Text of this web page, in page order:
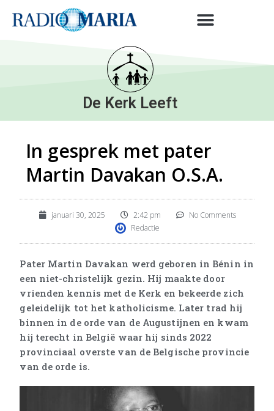
De Kerk Leeft
In gesprek met pater
Martin Davakan O.S.A.
januari 30, 2025 2:42 pm
No Comments
Redactie
Pater Martin Davakan werd geboren in Bénin in
een niet-christelijk gezin. Hij maakte door
vrienden kennis met de Kerk en bekeerde zich
geleidelijk tot het katholicisme. Later trad hij
binnen in de orde van de Augustijnen en kwam
hij terecht in België waar hij sinds 2022
provinciaal overste van de Belgische provincie
van de orde is.